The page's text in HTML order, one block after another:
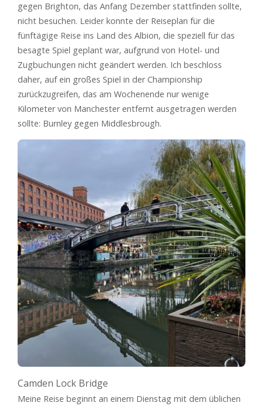
gegen Brighton, das Anfang Dezember stattfinden sollte,
nicht besuchen. Leider konnte der Reiseplan für die
fünftägige Reise ins Land des Albion, die speziell für das
besagte Spiel geplant war, aufgrund von Hotel- und
Zugbuchungen nicht geändert werden. Ich beschloss
daher, auf ein großes Spiel in der Championship
zurückzugreifen, das am Wochenende nur wenige
Kilometer von Manchester entfernt ausgetragen werden
sollte: Burnley gegen Middlesbrough.
Camden Lock Bridge
Meine Reise beginnt an einem Dienstag mit dem üblichen